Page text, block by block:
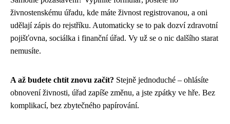
živnostenskému úřadu, kde máte živnost registrovanou, a oni
udělají zápis do rejstříku. Automaticky se to pak dozví zdravotní
pojišťovna, sociálka i finanční úřad. Vy už se o nic dalšího starat
nemusíte.
A až budete chtít znovu začít? Stejně jednoduché – ohlásíte
obnovení živnosti, úřad zapíše změnu, a jste zpátky ve hře. Bez
komplikací, bez zbytečného papírování.